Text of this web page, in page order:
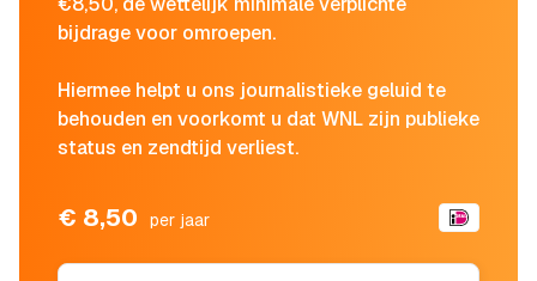
bijdrage voor omroepen.
Hiermee helpt u ons journalistieke geluid te
behouden en voorkomt u dat WNL zijn publieke
status en zendtijd verliest.
€ 8,50 per jaar